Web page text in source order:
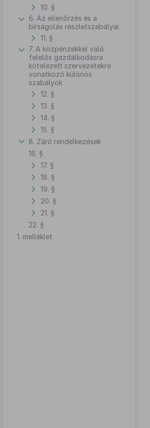
10. §
6. Az ellenőrzés és a
bírságolás részletszabályai
11. §
7. A közpénzekkel való
felelős gazdálkodásra
kötelezett szervezetekre
vonatkozó különös
szabályok
12. §
13. §
14. §
15. §
8. Záró rendelkezések
16. §
17. §
18. §
19. §
20. §
21. §
22. §
1. melléklet